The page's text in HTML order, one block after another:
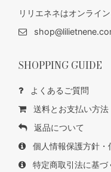
リリエネネはオンライ
SHOPPING GUIDE
よくあるご質問
送料とお支払い方法
返品について
個人情報保護方針
特定商取引法に基づ